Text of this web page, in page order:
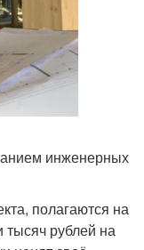
инженерных
полагаются на
тысяч рублей на